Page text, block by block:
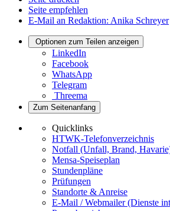
Seite empfehlen
E-Mail an Redaktion: Anika Schreyer
Optionen zum Teilen anzeigen
LinkedIn
Facebook
WhatsApp
Telegram
Threema
Zum Seitenanfang
Quicklinks
HTWK-Telefonverzeichnis
Notfall (Unfall, Brand,
Mensa-Speiseplan
Stundenpläne
Prüfungen
Standorte & Anreise
E-Mail / Webmailer (Dienste